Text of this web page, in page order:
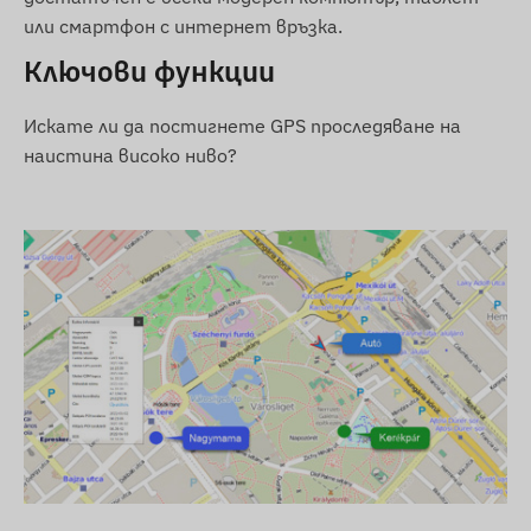
Опции за покупка
При покупка само на устройството (без
софтуерен абонамент) се доставя с
фабрични настройки. Потребителят сам
(допълване, годишна проверка).
При покупка със софтуерен абонамент, но
без SIM карта, устройството се доставя
предварително регистрирано в нашия
софтуер и готово за употреба. SIM
картата трябва да бъде осигурена и
управлявана от потребителя.
При покупка на устройството + софтуерен
абонамент + SIM карта от нас, всичко се
или смартфон с интернет връзка.
Ключови функции
Искате ли да постигнете GPS проследяване на
наистина високо ниво?